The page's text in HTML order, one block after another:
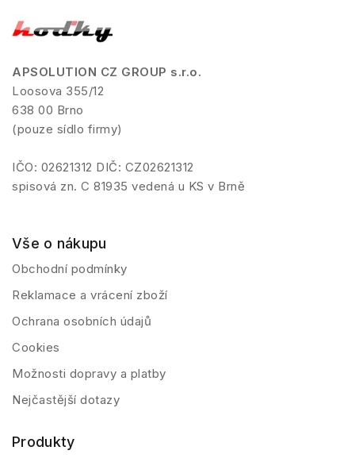
APSOLUTION CZ GROUP s.r.o.
Loosova 355/12
638 00 Brno
(pouze sídlo firmy)
IČO: 02621312 DIČ: CZ02621312
spisová zn. C 81935 vedená u KS v Brně
Vše o nákupu
Obchodní podmínky
Reklamace a vrácení zboží
Ochrana osobních údajů
Cookies
Možnosti dopravy a platby
Nejčastější dotazy
Produkty